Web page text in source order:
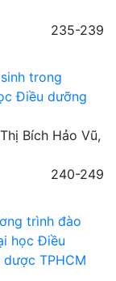
235-239
trong
Điều dưỡng
Bích Hảo Vũ,
240-249
trình đào
học Điều
TPHCM